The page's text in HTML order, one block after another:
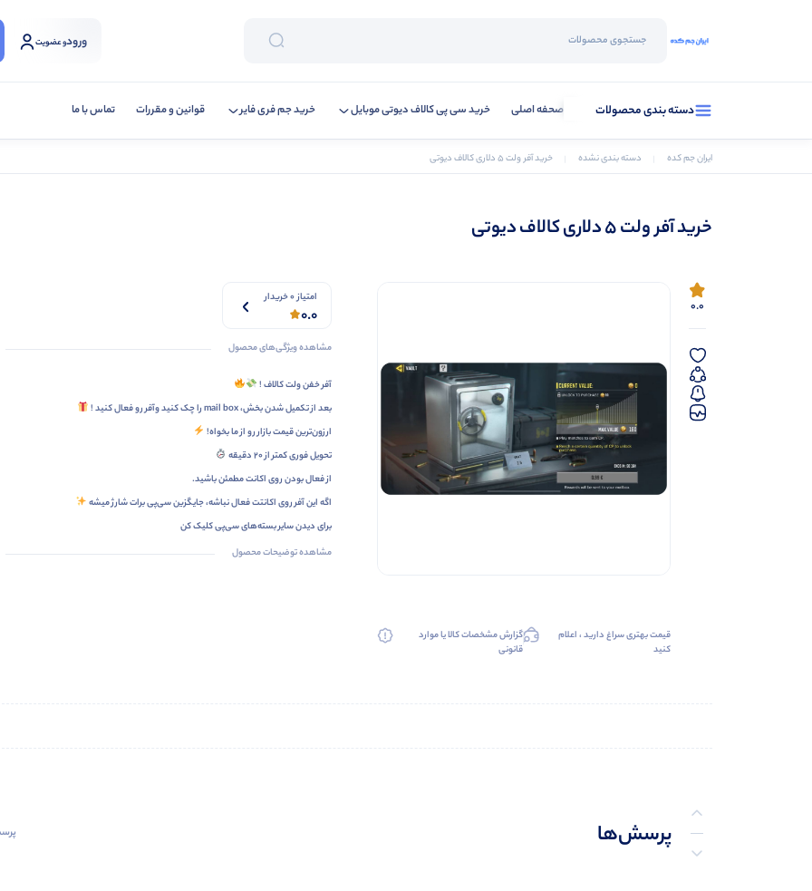
ورودو عضویت
دسته بندی محصولات صحفه اصلی خرید سی پی کالاف دیوتی موبایل خرید جم فری فایر قوانین و مقررات تماس با ما
ایران جم کده دسته بندی نشده خرید آفر ولت ۵ دلاری کالاف دیوتی
خرید آفر ولت ۵ دلاری کالاف دیوتی
0.0
قیمت بهتری سراغ دارید ، اعلام
کنید
گزارش مشخصات کالا یا موارد
قانونی
امتیاز 0 خریدار
0.0
مشاهده ویژگی‌های محصول
آفر خفن ولت کالاف !
بعد از تکمیل شدن بخش، mail box را چک کنید وآفر رو فعال کنید !
ارزون‌ترین قیمت بازار رو از ما بخواه!
تحویل فوری کمتر از ۲۰ دقیقه
از فعال بودن روی اکانت مطمئن باشید.
اگه این آفر روی اکانتت فعال نباشه، جایگزین سی‌پی برات شارژ میشه
برای دیدن سایربسته‌های سی‌پیکلیک کن
مشاهده توضیحات محصول
پرسش‌ها